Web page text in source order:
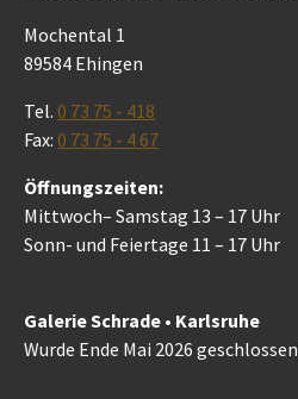
Mochental 1
89584 Ehingen
Tel. 0 73 75 - 418
Fax: 0 73 75 - 4 67
Öffnungszeiten:
Mittwoch– Samstag 13 – 17 Uhr
Sonn- und Feiertage 11 – 17 Uhr
Galerie Schrade • Karlsruhe
Wurde Ende Mai 2026